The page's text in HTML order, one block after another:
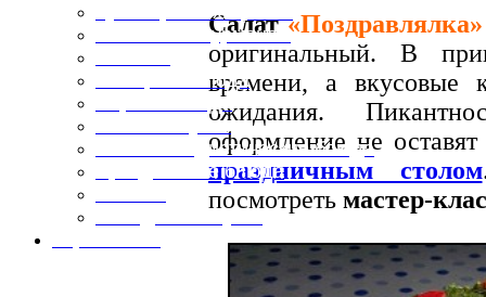
Кулинарные хитрости
Маленьким гурманам
Овощные блюда
Первые блюда
Полевая кухня
Постные и диетические блюда
Праздничные блюда
Салат«Поздравлялка»
оригинальный. В
времени, а вкусовые
ожидания.
оформление не
праздничным столом
посмотреть мастер-